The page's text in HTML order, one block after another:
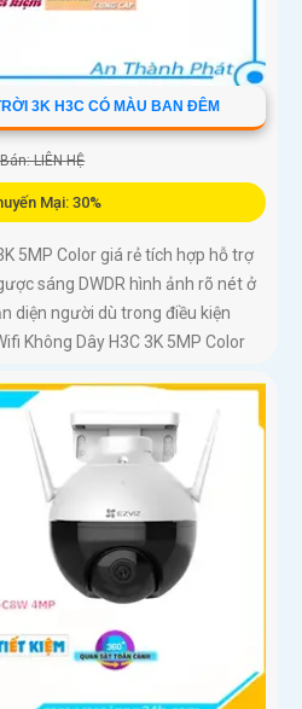
3K H3C CÓ MÀU BAN ĐÊM
LIÊN HỆ
Mại: 30%
5MP Color giá rẻ tích hợp hỗ trợ
sáng DWDR hình ảnh rõ nét ở
diện người dù trong điều kiện
Không Dây H3C 3K 5MP Color